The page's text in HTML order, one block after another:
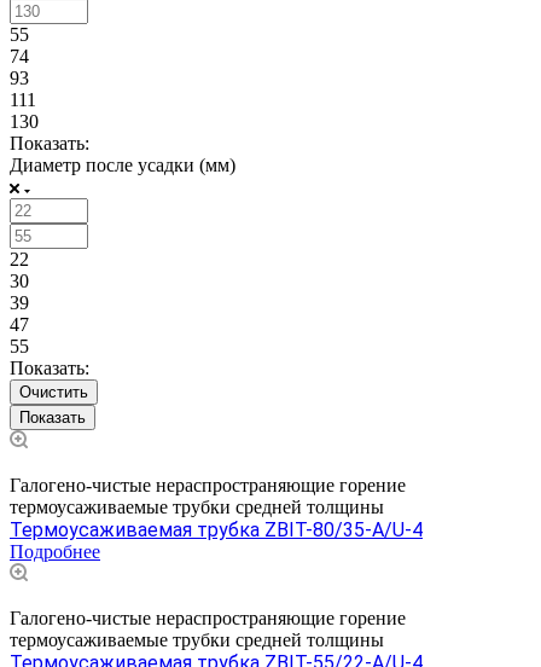
55
74
93
111
130
Показать:
Диаметр после усадки (мм)
22
30
39
47
55
Показать:
Очистить
Галогено-чистые нераспространяющие горение
термоусаживаемые трубки средней толщины
Термоусаживаемая трубка ZBIT-80/35-A/U-4
Подробнее
Галогено-чистые нераспространяющие горение
термоусаживаемые трубки средней толщины